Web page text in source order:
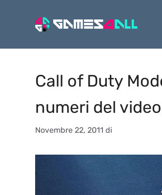
Call of Duty
numeri del
Novembre 22, 2011 di